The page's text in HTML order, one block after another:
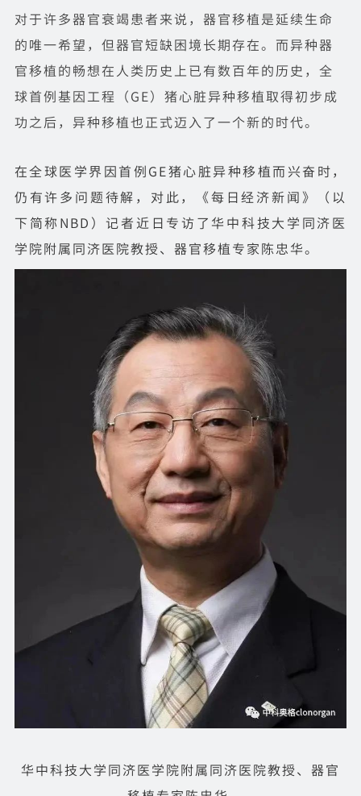
对于许多器官衰竭患者来说，器官移植是延续生命
的唯一希望，但器官短缺困境长期存在。而异种器
官移植的畅想在人类历史上已有数百年的历史，全
球首例基因工程（GE）猪心脏异种移植取得初步成
功之后，异种移植也正式迈入了一个新的时代。
在全球医学界因首例GE猪心脏异种移植而兴奋时，
仍有许多问题待解，对此，《每日经济新闻》（以
下简称NBD）记者近日专访了华中科技大学同济医
学院附属同济医院教授、器官移植专家陈忠华。
华中科技大学同济医学院附属同济医院教授、器官